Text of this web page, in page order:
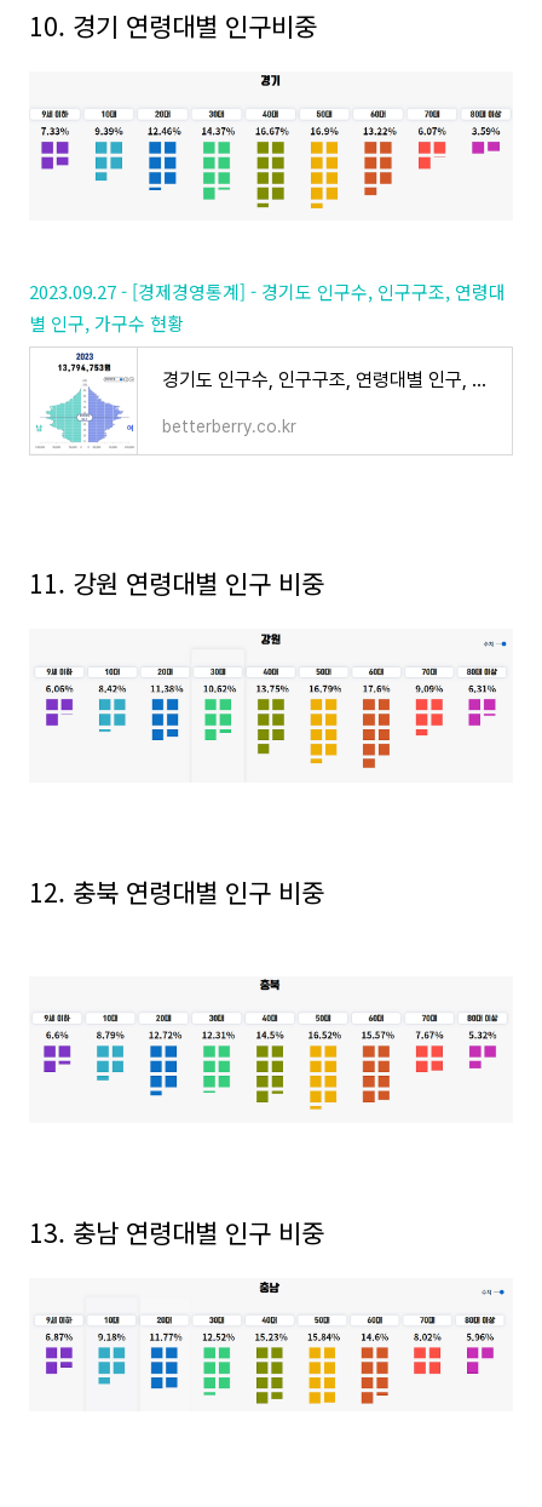
10. 경기 연령대별 인구비중
2023.09.27 - [경제경영통계] - 경기도 인구수, 인구구조, 연령대
별 인구, 가구수 현황
경기도 인구수, 인구구조, 연령대별 인구, 가구수 현황
betterberry.co.kr
11. 강원 연령대별 인구 비중
12. 충북 연령대별 인구 비중
13. 충남 연령대별 인구 비중